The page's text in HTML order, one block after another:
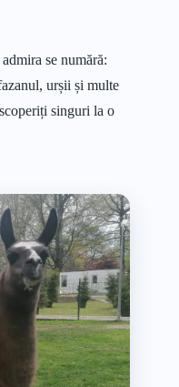
se numără:
urșii și multe
singuri la o